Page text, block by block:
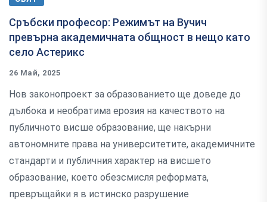
Сръбски професор: Режимът на Вучич
превърна академичната общност в нещо като
село Астерикс
26 Май, 2025
Нов законопроект за образованието ще доведе до
дълбока и необратима ерозия на качеството на
публичното висше образование, ще накърни
автономните права на университетите, академичните
стандарти и публичния характер на висшето
образование, което обезсмисля реформата,
превръщайки я в истинско разрушение